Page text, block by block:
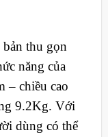
bản thu gọn
năng của
– chiều cao
9.2Kg. Với
dùng có thể